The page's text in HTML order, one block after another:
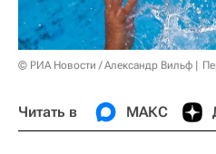
© РИА Новости / Александр Вильф
Читать в МАКС